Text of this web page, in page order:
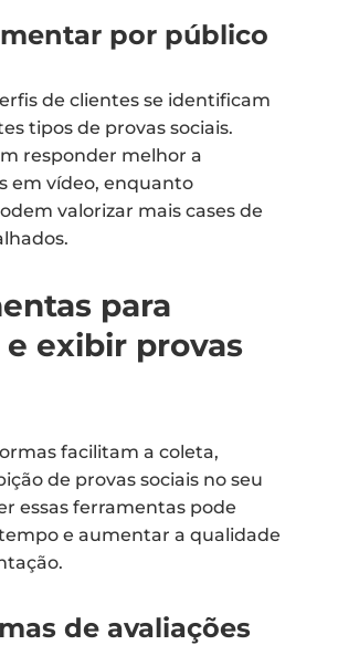
por público
de clientes se identificam
tipos de provas sociais.
responder melhor a
em vídeo, enquanto
valorizar mais cases de
para
exibir provas
facilitam a coleta,
de provas sociais no seu
essas ferramentas pode
e aumentar a qualidade
de avaliações